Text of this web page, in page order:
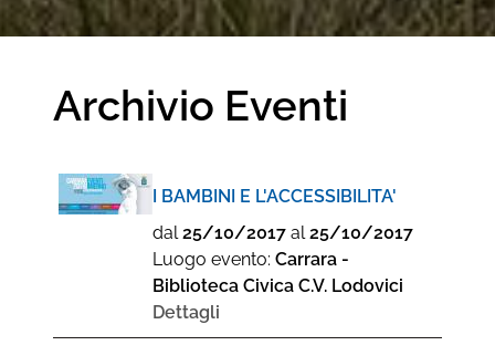
Archivio Eventi
I BAMBINI E L'ACCESSIBILITA'
dal25/10/2017 al25/10/2017
Luogo evento: Carrara -
Biblioteca Civica C.V. Lodovici
Dettagli